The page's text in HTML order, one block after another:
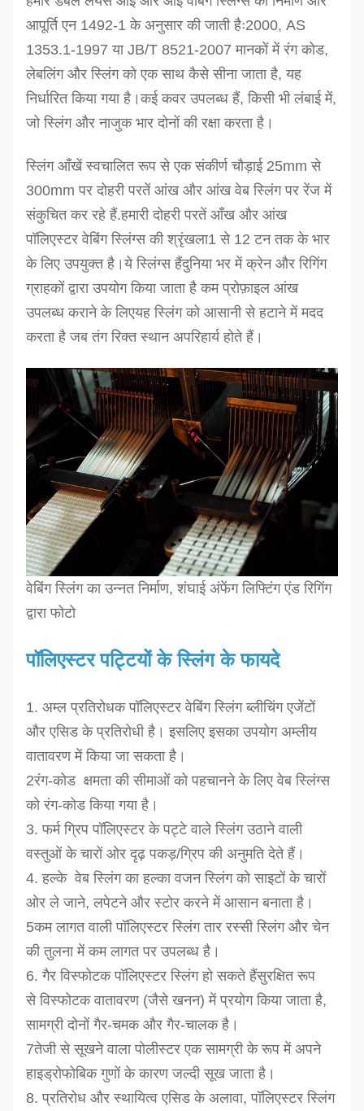
आपूर्ति एन 1492-1 के अनुसार की जाती हैः2000, AS
1353.1-1997 या JB/T 8521-2007 मानकों में रंग कोड,
लेबलिंग और स्लिंग को एक साथ कैसे सीना जाता है, यह
निर्धारित किया गया है।कई कवर उपलब्ध हैं, किसी भी लंबाई में,
जो स्लिंग और नाजुक भार दोनों की रक्षा करता है।
स्लिंग आँखें स्वचालित रूप से एक संकीर्ण चौड़ाई 25mm से
300mm पर दोहरी परतें आंख और आंख वेब स्लिंग पर रेंज में
संकुचित कर रहे हैं.हमारी दोहरी परतें आँख और आंख
पॉलिएस्टर वेबिंग स्लिंग्स की श्रृंखला1 से 12 टन तक के भार
के लिए उपयुक्त है।ये स्लिंग्स हैंदुनिया भर में क्रेन और रिगिंग
ग्राहकों द्वारा उपयोग किया जाता है कम प्रोफ़ाइल आंख
उपलब्ध कराने के लिएयह स्लिंग को आसानी से हटाने में मदद
करता है जब तंग रिक्त स्थान अपरिहार्य होते हैं।
वेबिंग स्लिंग का उन्नत निर्माण, शंघाई अंफेंग लिफ्टिंग एंड रिगिंग
द्वारा फोटो
पॉलिएस्टर पट्टियों के स्लिंग के फायदे
1. अम्ल प्रतिरोधक पॉलिएस्टर वेबिंग स्लिंग ब्लीचिंग एजेंटों
और एसिड के प्रतिरोधी है। इसलिए इसका उपयोग अम्लीय
वातावरण में किया जा सकता है।
2रंग-कोड ️ क्षमता की सीमाओं को पहचानने के लिए वेब स्लिंग्स
को रंग-कोड किया गया है।
3. फर्म ग्रिप पॉलिएस्टर के पट्टे वाले स्लिंग उठाने वाली
वस्तुओं के चारों ओर दृढ़ पकड़/ग्रिप की अनुमति देते हैं।
4. हल्के ️ वेब स्लिंग का हल्का वजन स्लिंग को साइटों के चारों
ओर ले जाने, लपेटने और स्टोर करने में आसान बनाता है।
5कम लागत वाली पॉलिएस्टर स्लिंग तार रस्सी स्लिंग और चेन
की तुलना में कम लागत पर उपलब्ध है।
6. गैर विस्फोटक पॉलिएस्टर स्लिंग हो सकते हैंसुरक्षित रूप
से विस्फोटक वातावरण (जैसे खनन) में प्रयोग किया जाता है,
सामग्री दोनों गैर-चमक और गैर-चालक है।
7तेजी से सूखने वाला पोलीस्टर एक सामग्री के रूप में अपने
हाइड्रोफोबिक गुणों के कारण जल्दी सूख जाता है।
8. प्रतिरोध और स्थायित्व एसिड के अलावा, पॉलिएस्टर स्लिंग